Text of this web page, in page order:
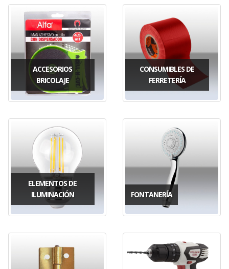
ACCESORIOS
BRICOLAJE
CONSUMIBLES DE
FERRETERÍA
ELEMENTOS DE
ILUMINACIÓN
FONTANERÍA